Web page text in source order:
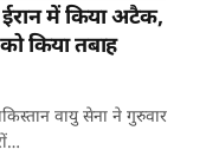
में किया अटैक,
किया तबाह
वायु सेना ने गुरुवार